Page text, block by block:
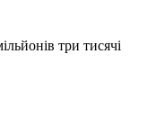
три тисячі